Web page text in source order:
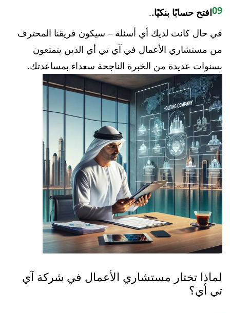
09افتح حسابًا بنكيًا..
في حال كانت لديك أي أسئلة – سيكون فريقنا المحترف
من مستشاري الأعمال في آي تي أي الذين يتمتعون
بسنوات عديدة من الخبرة الناجحة سعداء بمساعدتك.
لماذا تختار مستشاري الأعمال في شركة آي
تي أي؟